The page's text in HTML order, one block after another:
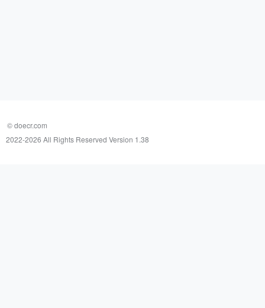
© doecr.com
2022-2026 All Rights Reserved Version 1.38